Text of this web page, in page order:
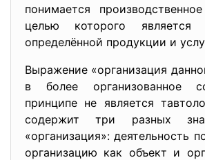
понимается
целью которого является
определённой продукции и
Выражение «организация
в более организованное
принципе не является
содержит три разных
«организация»: деятельность
организацию как объект и